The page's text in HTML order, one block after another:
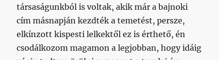
társaságunkból is voltak, akik már a bajnoki
cím másnapján kezdték a temetést, persze,
elkínzott kispesti lelkektől ez is érthető, én
csodálkozom magamon a legjobban, hogy idáig